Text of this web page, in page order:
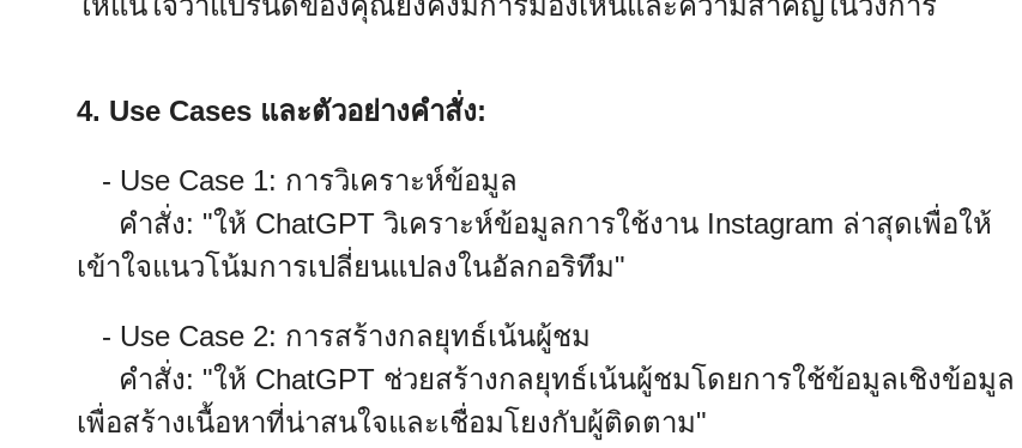
4. Use Cases และตัวอย่างคำสั่ง:
- Use Case 1: การวิเคราะห์ข้อมูล
คำสั่ง: "ให้ ChatGPT วิเคราะห์ข้อมูลการใช้งาน Instagram ล่าสุดเพื่อให้
เข้าใจแนวโน้มการเปลี่ยนแปลงในอัลกอริทึม"
- Use Case 2: การสร้างกลยุทธ์เน้นผู้ชม
คำสั่ง: "ให้ ChatGPT ช่วยสร้างกลยุทธ์เน้นผู้ชมโดยการใช้ข้อมูลเชิงข้อมูล
เพื่อสร้างเนื้อหาที่น่าสนใจและเชื่อมโยงกับผู้ติดตาม"